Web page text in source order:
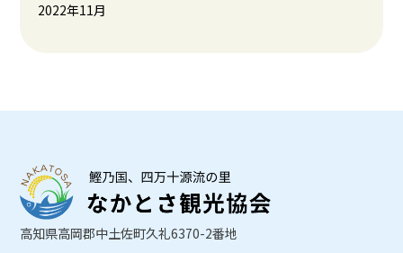
2022年11月
高知県高岡郡中土佐町久礼6370-2番地